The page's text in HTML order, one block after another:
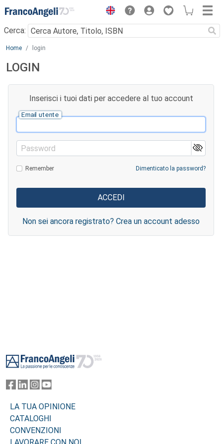
Menu
Cerca:
Main content
Home login
LOGIN
Inserisci i tuoi dati per accedere al tuo account
Email utente
Password
Remember Dimenticato la password?
Non sei ancora registrato? Crea un account adesso
LA TUA OPINIONE
CATALOGHI
CONVENZIONI